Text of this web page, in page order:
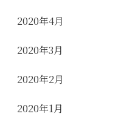
2020年4月
2020年3月
2020年2月
2020年1月